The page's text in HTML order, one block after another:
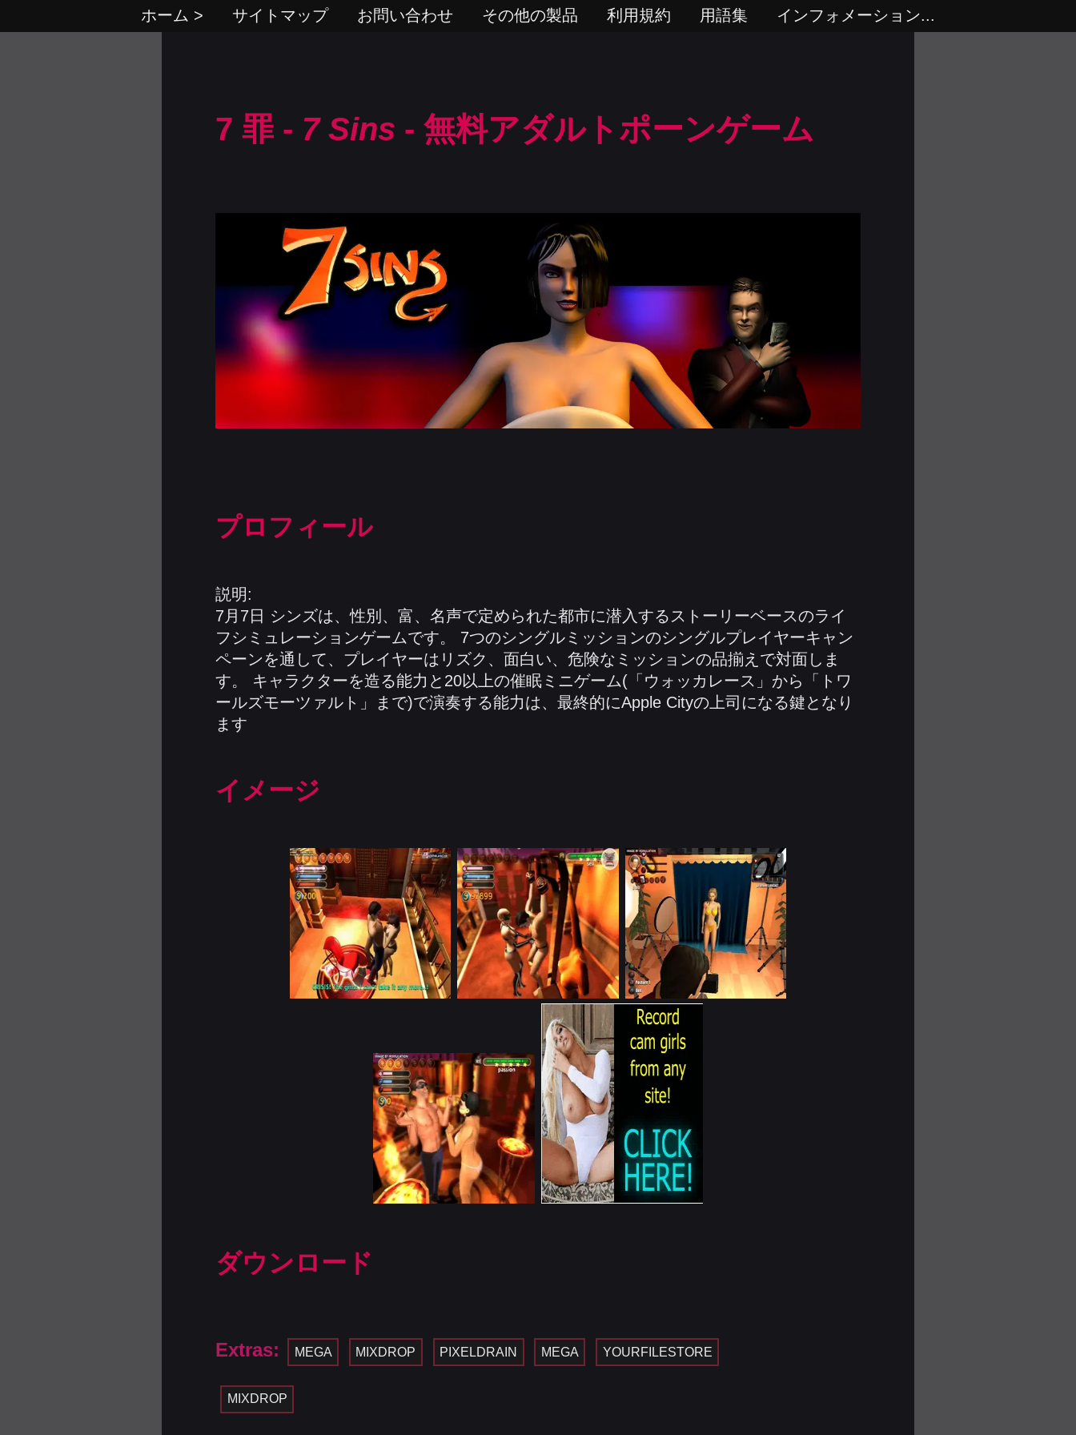
ホーム > サイトマップ お問い合わせ その他の製品 利用規約 用語集 インフォメーション...
7 罪 - 7 Sins - 無料アダルトポーンゲーム
プロフィール
説明:
7月7日 シンズは、性別、富、名声で定められた都市に潜入するストーリーベースのライ
フシミュレーションゲームです。 7つのシングルミッションのシングルプレイヤーキャン
ペーンを通して、プレイヤーはリズク、面白い、危険なミッションの品揃えで対面しま
す。 キャラクターを造る能力と20以上の催眠ミニゲーム(「ウォッカレース」から「トワ
ールズモーツァルト」まで)で演奏する能力は、最終的にApple Cityの上司になる鍵となり
ます
イメージ
ダウンロード
Extras: MEGA MIXDROP PIXELDRAIN MEGA YOURFILESTORE
MIXDROP